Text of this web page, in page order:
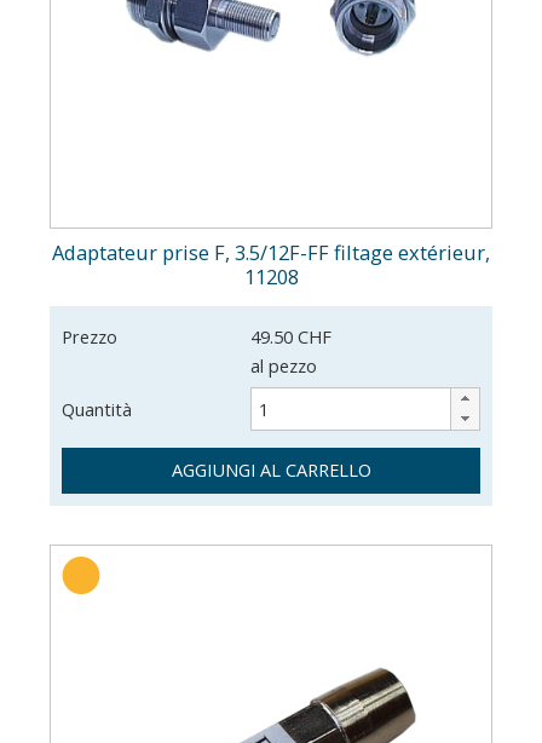
Adaptateur prise F, 3.5/12F-FF filtage extérieur,
11208
Prezzo
49.50 CHF
al pezzo
Quantità
AGGIUNGI AL CARRELLO